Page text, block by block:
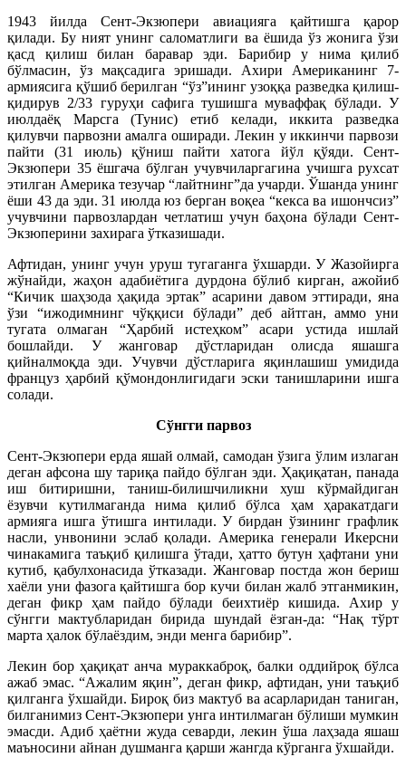
1943 йилда Сент-Экзюпери авиацияга қайтишга қарор
қилади. Бу ният унинг саломатлиги ва ёшида ўз жонига ўзи
қасд қилиш билан баравар эди. Барибир у нима қилиб
бўлмасин, ўз мақсадига эришади. Ахири Американинг 7-
армиясига қўшиб берилган “ўз”ининг узоққа разведка қилиш-
қидирув 2/33 гуруҳи сафига тушишга муваффақ бўлади. У
июлдаёқ Марсга (Тунис) етиб келади, иккита разведка
қилувчи парвозни амалга оширади. Лекин у иккинчи парвози
пайти (31 июль) қўниш пайти хатога йўл қўяди. Сент-
Экзюпери 35 ёшгача бўлган учувчиларгагина учишга рухсат
этилган Америка тезучар “лайтнинг”да учарди. Ўшанда унинг
ёши 43 да эди. 31 июлда юз берган воқеа “кекса ва ишончсиз”
учувчини парвозлардан четлатиш учун баҳона бўлади Сент-
Экзюперини захирага ўтказишади.
Афтидан, унинг учун уруш тугаганга ўхшарди. У Жазойирга
жўнайди, жаҳон адабиётига дурдона бўлиб кирган, ажойиб
“Кичик шаҳзода ҳақида эртак” асарини давом эттиради, яна
ўзи “ижодимнинг чўққиси бўлади” деб айтган, аммо уни
тугата олмаган “Ҳарбий истеҳком” асари устида ишлай
бошлайди. У жанговар дўстларидан олисда яшашга
қийналмоқда эди. Учувчи дўстларига яқинлашиш умидида
француз ҳарбий қўмондонлигидаги эски танишларини ишга
солади.
Сўнгги парвоз
Сент-Экзюпери ерда яшай олмай, самодан ўзига ўлим излаган
деган афсона шу тариқа пайдо бўлган эди. Ҳақиқатан, панада
иш битиришни, таниш-билишчиликни хуш кўрмайдиган
ёзувчи кутилмаганда нима қилиб бўлса ҳам ҳаракатдаги
армияга ишга ўтишга интилади. У бирдан ўзининг графлик
насли, унвонини эслаб қолади. Америка генерали Икерсни
чинакамига таъқиб қилишга ўтади, ҳатто бутун ҳафтани уни
кутиб, қабулхонасида ўтказади. Жанговар постда жон бериш
хаёли уни фазога қайтишга бор кучи билан жалб этганмикин,
деган фикр ҳам пайдо бўлади беихтиёр кишида. Ахир у
сўнгги мактубларидан бирида шундай ёзган-да: “Нақ тўрт
марта ҳалок бўлаёздим, энди менга барибир”.
Лекин бор ҳақиқат анча мураккаброқ, балки оддийроқ бўлса
ажаб эмас. “Ажалим яқин”, деган фикр, афтидан, уни таъқиб
қилганга ўхшайди. Бироқ биз мактуб ва асарларидан таниган,
билганимиз Сент-Экзюпери унга интилмаган бўлиши мумкин
эмасди. Адиб ҳаётни жуда севарди, лекин ўша лаҳзада яшаш
маъносини айнан душманга қарши жангда кўрганга ўхшайди.